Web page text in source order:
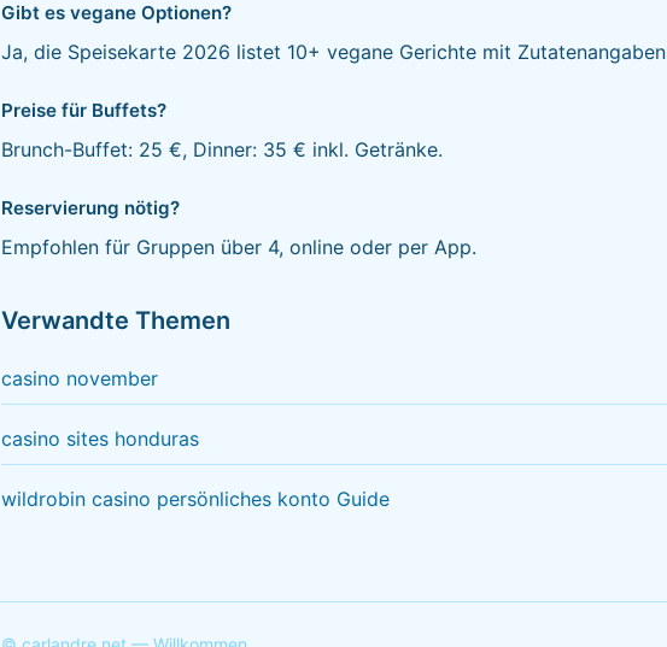
Gibt es vegane Optionen?
Ja, die Speisekarte 2026 listet 10+ vegane Gerichte mit
Preise für Buffets?
Brunch-Buffet: 25 €, Dinner: 35 € inkl. Getränke.
Reservierung nötig?
Empfohlen für Gruppen über 4, online oder per App.
Verwandte Themen
casino november
casino sites honduras
wildrobin casino persönliches konto Guide